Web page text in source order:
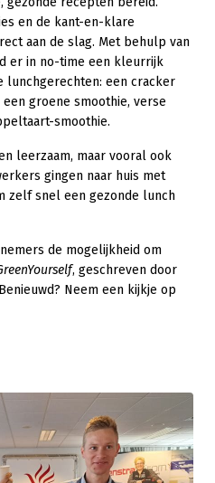
en de kant-en-klare
aan de slag. Met behulp van
er in no-time een kleurrijk
lunchgerechten: een cracker
groene smoothie, verse
smoothie.
leerzaam, maar vooral ook
gingen naar huis met
zelf snel een gezonde lunch
de mogelijkheid om
, geschreven door
Neem een kijkje op